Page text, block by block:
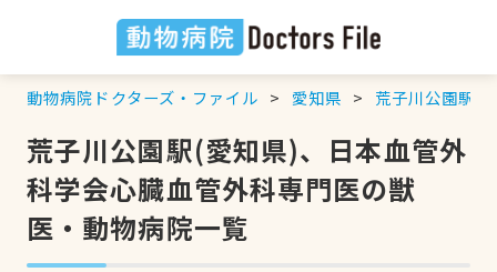
動物病院ドクターズ・ファイル 愛知県 荒子川公園駅
荒子川公園駅(愛知県)、日本血管外
科学会心臓血管外科専門医の獣
医・動物病院一覧